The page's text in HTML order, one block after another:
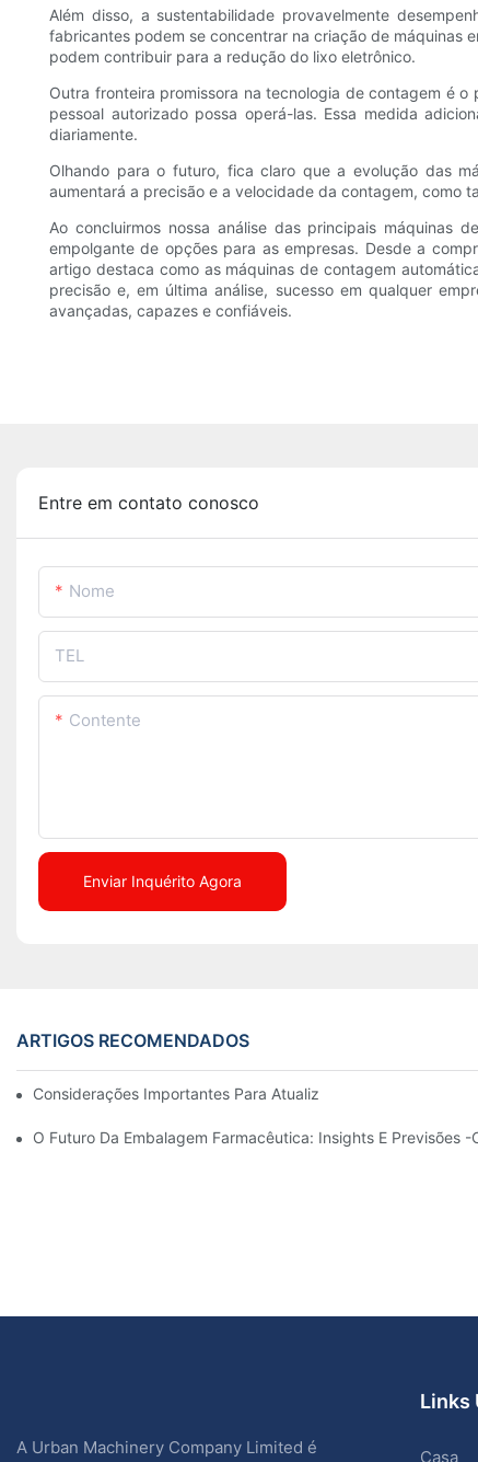
Além disso, a sustentabilidade provavelmente
fabricantes podem se concentrar na criação de máquinas
podem contribuir para a redução do lixo eletrônico.
Outra fronteira promissora na tecnologia de contagem é
pessoal autorizado possa operá-las. Essa medida
diariamente.
Olhando para o futuro, fica claro que a evolução das
aumentará a precisão e a velocidade da contagem, como
Ao concluirmos nossa análise das principais máquinas
empolgante de opções para as empresas. Desde a
artigo destaca como as máquinas de contagem
precisão e, em última análise, sucesso em qualquer
avançadas, capazes e confiáveis.
Entre em contato conosco
Nome
TEL
Contente
Enviar Inquérito Agora
ARTIGOS RECOMENDADOS
Considerações Importantes Para Atualizar Máquinas De
O Futuro Da Embalagem Farmacêutica: Insights E Previsões -
A Urban Machinery Company Limited é
Links
Casa